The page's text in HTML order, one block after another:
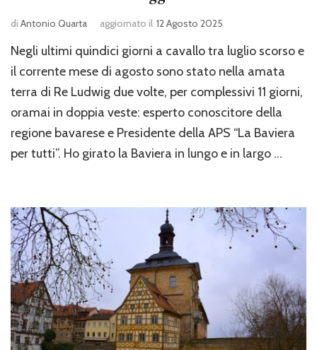
di Antonio Quarta aggiornato il 12 Agosto 2025
Negli ultimi quindici giorni a cavallo tra luglio scorso e
il corrente mese di agosto sono stato nella amata
terra di Re Ludwig due volte, per complessivi 11 giorni,
oramai in doppia veste: esperto conoscitore della
regione bavarese e Presidente della APS “La Baviera
per tutti”. Ho girato la Baviera in lungo e in largo …